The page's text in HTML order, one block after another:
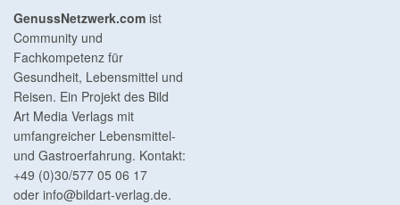
GenussNetzwerk.com ist
Community und
Fachkompetenz für
Gesundheit, Lebensmittel und
Reisen. Ein Projekt des Bild
Art Media Verlags mit
umfangreicher Lebensmittel-
und Gastroerfahrung. Kontakt:
+49 (0)30/577 05 06 17
oder info@bildart-verlag.de.